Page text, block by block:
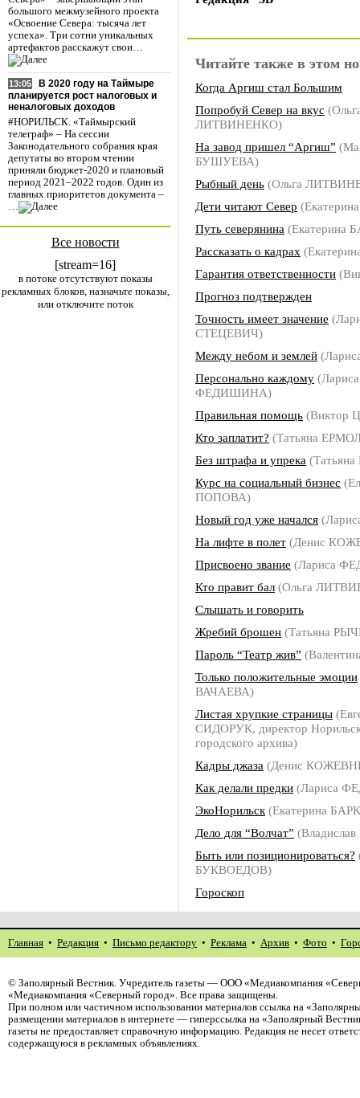
большого межмузейного проекта
«Освоение Севера: тысяча лет
успеха». Три сотни уникальных
артефактов расскажут свои…
13:05
В 2020 году на Таймыре
планируется рост налоговых и
неналоговых доходов
#НОРИЛЬСК. «Таймырский
телеграф» – На сессии
Законодательного собрания края
депутаты во втором чтении
приняли бюджет-2020 и плановый
период 2021–2022 годов. Один из
главных приоритетов документа –
…
Все новости
[stream=16]
в потоке отсутствуют показы
рекламных блоков, назначьте показы,
или отключите поток
Читайте также в этом
Когда Аргиш стал Большим
Попробуй Север на вкус
ЛИТВИНЕНКО)
На завод пришел “Аргиш”
БУШУЕВА)
Рыбный день (Ольга
Дети читают Север
Путь северянина (Екатерина
Рассказать о кадрах
Гарантия ответственности
Прогноз подтвержден
Точность имеет значение
СТЕЦЕВИЧ)
Между небом и землей
Персонально каждому (Лариса
ФЕДИШИНА)
Правильная помощь (Виктор
Кто заплатит? (Татьяна
Без штрафа и упрека
Курс на социальный бизнес
ПОПОВА)
Новый год уже начался
На лифте в полет (Денис
Присвоено звание (Лариса
Кто правит бал (Ольга
Слышать и говорить
Жребий брошен (Татьяна
Пароль “Театр жив”
Только положительные эмоции
ВАЧАЕВА)
Листая хрупкие страницы
СИДОРУК, директор
городского архива)
Кадры джаза (Денис
Как делали предки (Лариса
ЭкоНорильск (Екатерина
Дело для “Волчат”
Быть или позиционироваться?
БУКВОЕДОВ)
Гороскоп
Главная • Редакция • Письмо редактору • Реклама • Архив • Фото •
© Заполярный Вестник. Учредитель газеты — ООО «Медиакомпания
«Медиакомпания «Северный город». Все права защищены.
При полном или частичном использовании материалов ссылка на
размещении материалов в интернете — гиперссылка на «Заполярный
газеты не предоставляет справочную информацию. Редакция не несет
содержащуюся в рекламных объявлениях.